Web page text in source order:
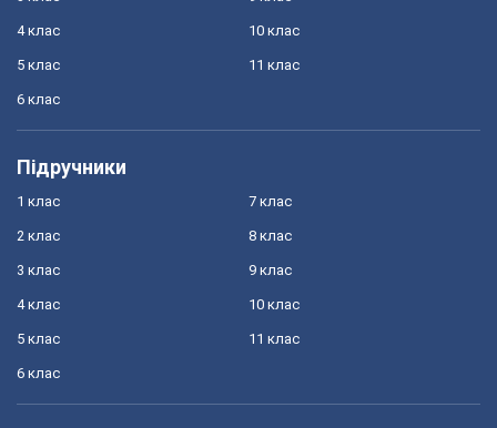
4 клас
5 клас
6 клас
10 клас
11 клас
Підручники
1 клас
2 клас
3 клас
4 клас
5 клас
6 клас
7 клас
8 клас
9 клас
10 клас
11 клас